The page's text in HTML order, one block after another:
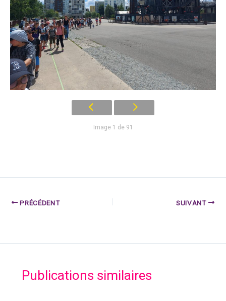
Image 1 de 91
PRÉCÉDENT SUIVANT
Publications similaires